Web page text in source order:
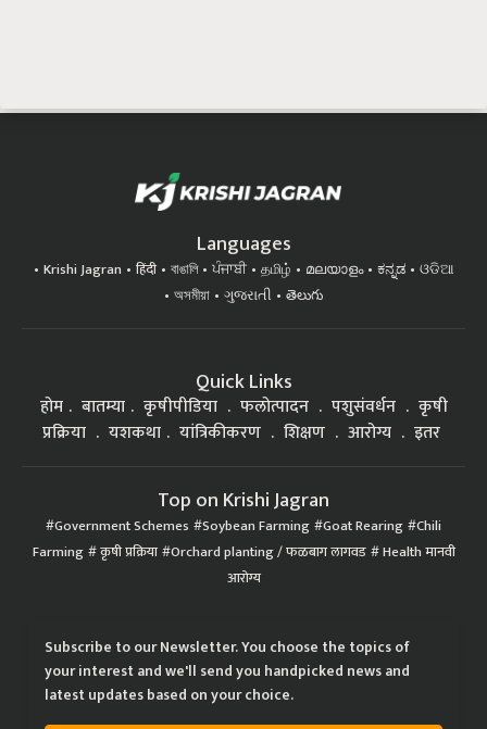
Languages
Krishi Jagran हिंदी বাঙালি ਪੰਜਾਬੀ தமிழ் മലയാളം ಕನ್ನಡ
ଓଡିଆ
অসমীয়া
ગુજરાતી తెలుగు
Quick Links
होम बातम्या कृषीपीडिया फलोत्पादन पशुसंवर्धन
कृषी
प्रक्रिया
यशकथा यांत्रिकीकरण शिक्षण आरोग्य इतर
Top on Krishi Jagran
Government Schemes Soybean Farming Goat Rearing Chili
Farming कृषी प्रक्रिया Orchard planting / फळबाग लागवड Health मानवी
आरोग्य
Subscribe to our Newsletter. You choose the topics of
your interest and we'll send you handpicked news and
latest updates based on your choice.